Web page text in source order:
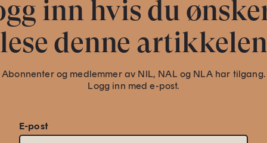
inn hvis du
lese denne artikkelen
Abonnenter og medlemmer av NIL, NAL og NLA har tilgang.
Logg inn med e-post.
E-post